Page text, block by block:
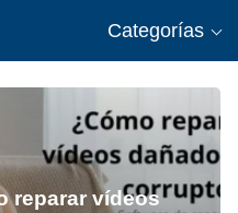
Categorías
reparar vídeos